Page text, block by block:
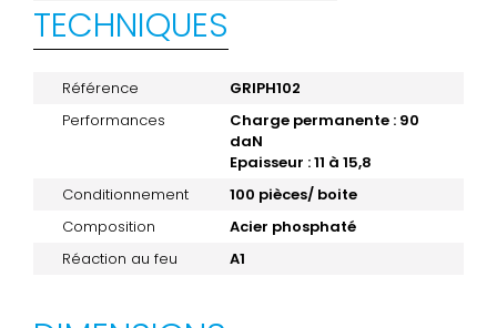
TECHNIQUES
Référence
GRIPH102
Performances
Charge permanente : 90
daN
Epaisseur : 11 à 15,8
Conditionnement
100 pièces/ boite
Composition
Acier phosphaté
Réaction au feu
A1